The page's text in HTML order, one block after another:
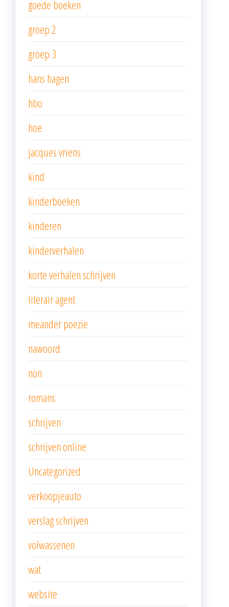
goede boeken
groep 2
groep 3
hans hagen
hbo
hoe
jacques vriens
kind
kinderboeken
kinderen
kinderverhalen
korte verhalen schrijven
literair agent
meander poezie
nawoord
non
romans
schrijven
schrijven online
Uncategorized
verkoopjeauto
verslag schrijven
volwassenen
wat
website